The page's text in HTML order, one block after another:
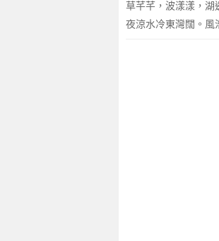
草芊芊，波漾漾，湖
夜涼水冷東灣闊。風